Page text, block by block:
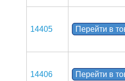
14405 Перейти в
14406 Перейти в